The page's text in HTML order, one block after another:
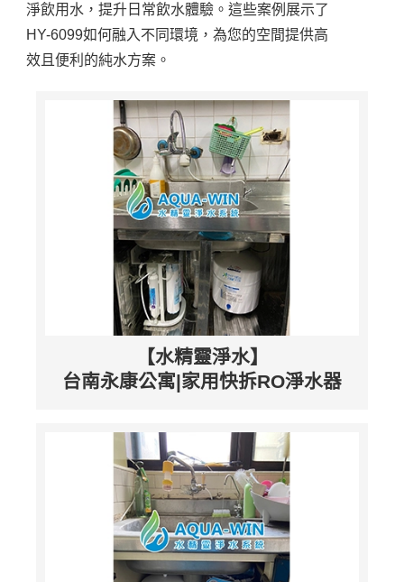
淨飲用水，提升日常飲水體驗。這些案例展示了
HY-6099如何融入不同環境，為您的空間提供高
效且便利的純水方案。
【水精靈淨水】
台南永康公寓|家用快拆RO淨水器